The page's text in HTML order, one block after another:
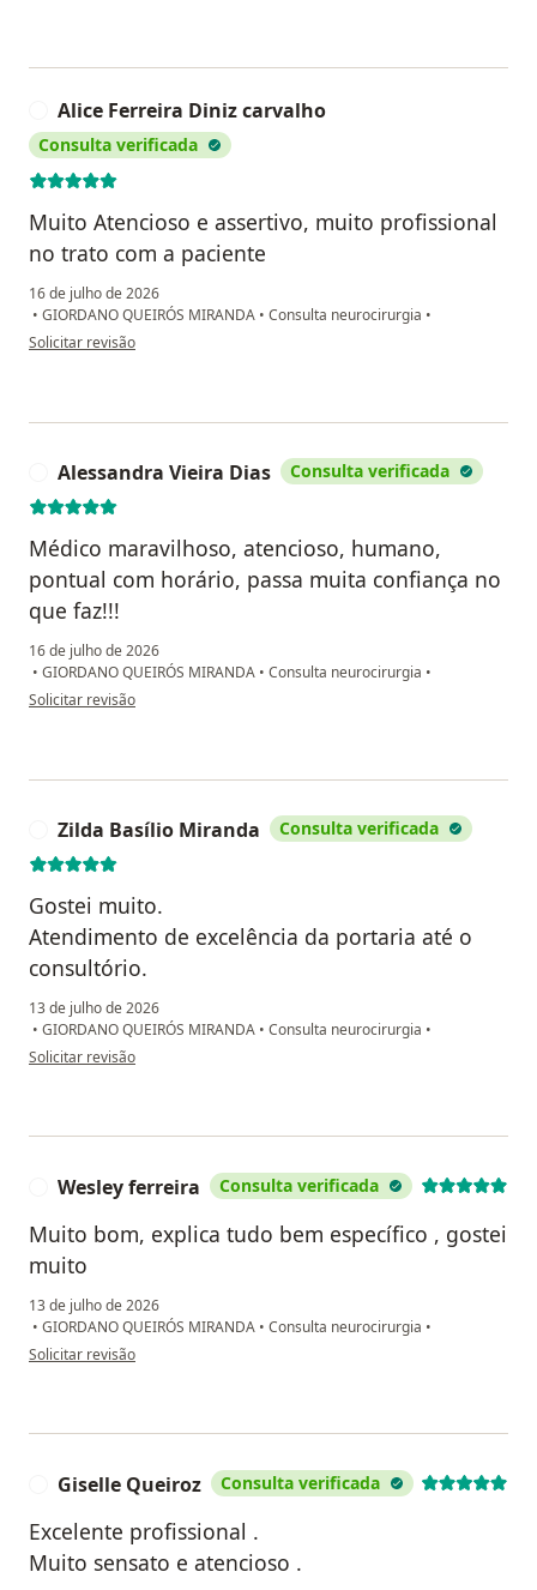
Alice Ferreira Diniz carvalho
Consulta verificada
Muito Atencioso e assertivo, muito profissional
no trato com a paciente
16 de julho de 2026
• GIORDANO QUEIRÓS MIRANDA • Consulta neurocirurgia •
na opinião do utilizador Alice Ferreira Diniz carvalho
Solicitar revisão
Alessandra Vieira Dias Consulta verificada
Médico maravilhoso, atencioso, humano,
pontual com horário, passa muita confiança no
que faz!!!
16 de julho de 2026
• GIORDANO QUEIRÓS MIRANDA • Consulta neurocirurgia •
na opinião do utilizador Alessandra Vieira Dias
Solicitar revisão
Zilda Basílio Miranda Consulta verificada
Gostei muito.
Atendimento de excelência da portaria até o
consultório.
13 de julho de 2026
• GIORDANO QUEIRÓS MIRANDA • Consulta neurocirurgia •
na opinião do utilizador Zilda Basílio Miranda
Solicitar revisão
Wesley ferreira Consulta verificada
Muito bom, explica tudo bem específico , gostei
muito
13 de julho de 2026
• GIORDANO QUEIRÓS MIRANDA • Consulta neurocirurgia •
na opinião do utilizador Wesley ferreira
Solicitar revisão
Giselle Queiroz Consulta verificada
Excelente profissional .
Muito sensato e atencioso .